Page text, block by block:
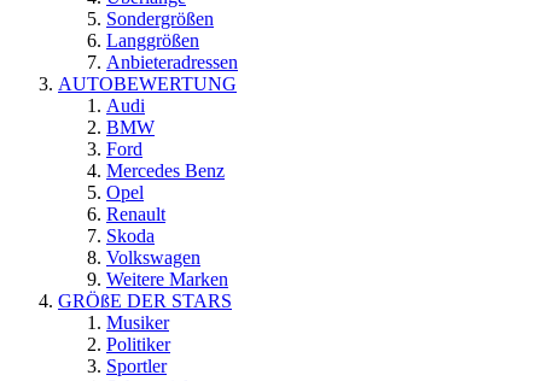
Sondergrößen
Langgrößen
Anbieteradressen
AUTOBEWERTUNG
Audi
BMW
Ford
Mercedes Benz
Opel
Renault
Skoda
Volkswagen
Weitere Marken
GRÖßE DER STARS
Musiker
Politiker
Sportler